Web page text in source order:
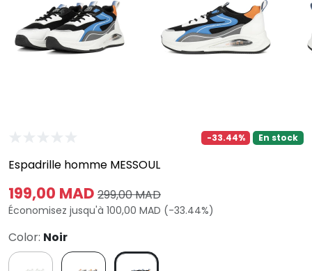
-33.44% En stock
Espadrille homme MESSOUL
199,00 MAD 299,00 MAD
Économisez jusqu'à 100,00 MAD (-33.44%)
Color: Noir